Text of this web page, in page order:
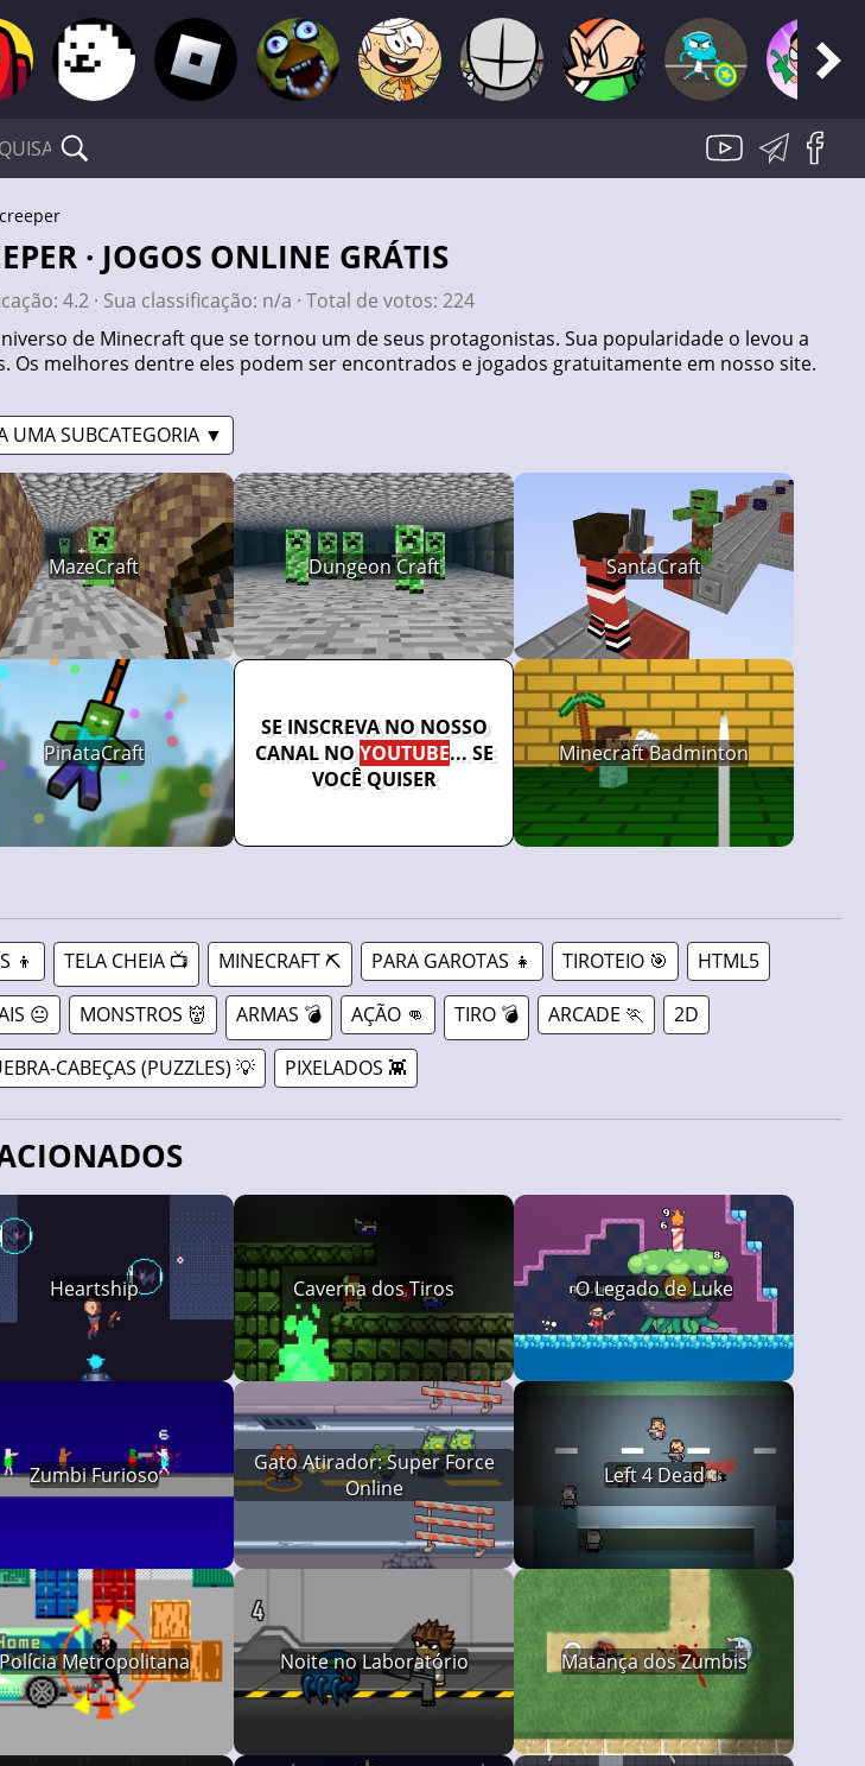
· JOGOS ONLINE GRÁTIS
4.2 · Sua classificação: n/a · Total de votos: 224
de Minecraft que se tornou um de seus protagonistas. Sua popularidade o levou a
Os melhores dentre eles podem ser encontrados e jogados gratuitamente em nosso site.
UMA SUBCATEGORIA ▼
MazeCraft Dungeon Craft SantaCraft
PinataCraft
SE INSCREVA NO NOSSO
CANAL NOYOUTUBE... SE
VOCÊ QUISER
Minecraft Badminton
👦 TELA CHEIA 📺 MINECRAFT ⛏️ PARA GAROTAS 👧 TIROTEIO 🎯 HTML5
😐 MONSTROS 👹 ARMAS 💣 AÇÃO 👊 TIRO 💣 ARCADE 🏃 2D
CABEÇAS (PUZZLES) 💡 PIXELADOS 👾
Heartship Caverna dos Tiros O Legado de Luke
Zumbi Furioso
Gato Atirador: Super Force
Online
Left 4 Dead
Metropolitana Noite no Laboratório Matança dos Zumbis